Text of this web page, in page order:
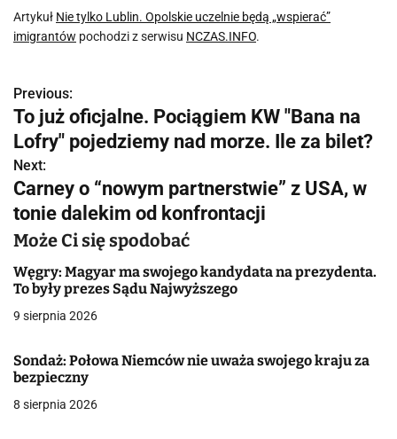
Artykuł Nie tylko Lublin. Opolskie uczelnie będą „wspierać”
imigrantów pochodzi z serwisu NCZAS.INFO.
N
a
w
i
g
a
c
a
w
Previous:
To już oficjalne. Pociągiem KW "Bana na
Lofry" pojedziemy nad morze. Ile za bilet?
Next:
Carney o “nowym partnerstwie” z USA, w
tonie dalekim od konfrontacji
Może Ci się spodobać
Węgry: Magyar ma swojego kandydata na prezydenta.
To były prezes Sądu Najwyższego
9 sierpnia 2026
Sondaż: Połowa Niemców nie uważa swojego kraju za
bezpieczny
8 sierpnia 2026